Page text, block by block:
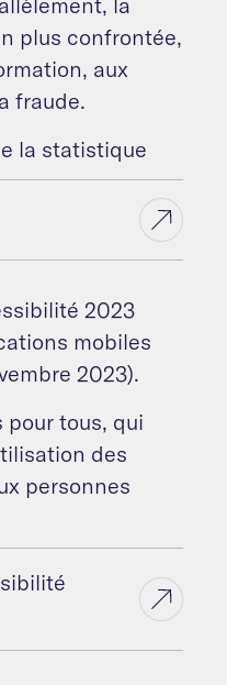
plus confrontée,
aux
fraude.
la statistique
2023
mobiles
2023).
tous, qui
des
personnes